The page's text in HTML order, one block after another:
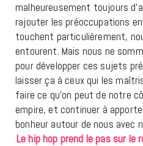
malheureusement toujours
rajouter les préoccupations
touchent particulièrement,
entourent. Mais nous ne
pour développer ces sujets
laisser ça à ceux qui les
faire ce qu’on peut de notre
empire, et continuer à
bonheur autour de nous avec
Le hip hop prend le pas sur le